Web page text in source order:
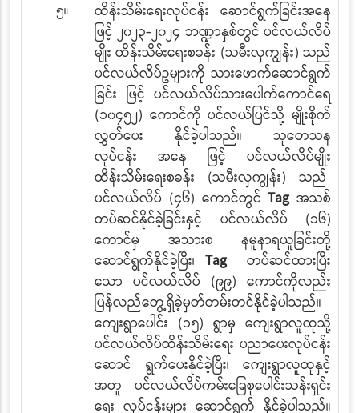
၅။ ထိန်းသိမ်းရေးလုပ်ငန်း ဆောင်ရွက်ခြင်းအနေ
ဖြင့် ၂၀၂၃-၂၀၂၄ ဘဏ္ဍာနှစ်တွင် ပင်လယ်လိပ်
မျိုး ထိန်းသိမ်းရေးစခန်း (သမီးလှကျွန်း) သည်
ပင်လယ်လိပ်ဥများကို သားဖောက်ဆောင်ရွက်
ခြင်း ဖြင့် ပင်လယ်လိပ်သားပေါက်ကောင်ရေ
(၁၀၄၅၂) ကောင်ကို ပင်လယ်ပြင်သို့ မျိုးစိုက်
လွှတ်ပေး နိုင်ခဲ့ပါသည်။ သုတေသန
လုပ်ငန်း
အနေ
ဖြင့် ပင်လယ်လိပ်မျိုး
ထိန်းသိမ်းရေးစခန်း (သမီးလှကျွန်း) သည်
ပင်လယ်လိပ် (၄၆) ကောင်တွင်Tagအသစ်
တပ်ဆင်နိုင်ခဲ့ခြင်းနှင့် ပင်လယ်လိပ် (၁၆)
ကောင်မှ အသားစ
နမူနာရယူခြင်းတို့
ဆောင်ရွက်နိုင်ခဲ့ပြီး၊ Tagတပ်ဆင်ထားပြီး
သော ပင်လယ်လိပ် (၉၉) ကောင်ကိုလည်း
ပြန်လည်တွေ့ရှိခဲ့မှတ်တမ်းတင်နိုင်ခဲ့ပါသည်။
ကျေးရွာပေါင်း (၁၅) ရွာမှ ကျေးရွာလူထုသို့
ပင်လယ်လိပ်ထိန်းသိမ်းရေး ပညာပေးလုပ်ငန်း
ဆောင်
ရွက်ပေးနိုင်ခဲ့ပြီး၊ ကျေးရွာလူထုနှင့်
အတူ ပင်လယ်လိပ်ကမ်းခြေစုပေါင်းသန်းရှင်း
ရေး လုပ်ငန်းများ ဆောင်ရွက် နိုင်ခဲ့ပါသည်။